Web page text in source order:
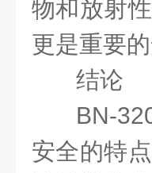
物和放射
更是重要
结论
BN-
安全的特